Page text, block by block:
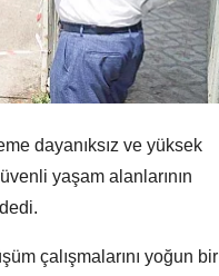
dayanıksız ve yüksek
yaşam alanlarının
çalışmalarını yoğun bir